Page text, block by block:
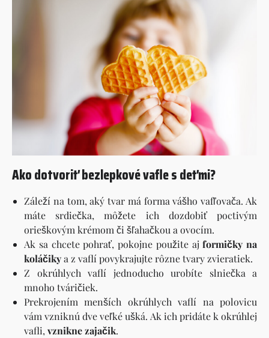
Ako dotvoriť bezlepkové vafle s deťmi?
Záleží na tom, aký tvar má forma vášho vafľovača. Ak
máte srdiečka, môžete ich dozdobiť poctivým
orieškovým krémom či šľahačkou a ovocím.
Ak sa chcete pohrať, pokojne použite ajformičky na
koláčikya z vaflí povykrajujte rôzne tvary zvieratiek.
Z okrúhlych vaflí jednoducho urobíte slniečka a
mnoho tváričiek.
Prekrojením menších okrúhlych vaflí na polovicu
vám vzniknú dve veľké ušká. Ak ich pridáte k okrúhlej
vafli, vznikne zajačik.